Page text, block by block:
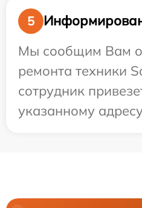
5
Мы сообщим Вам
ремонта техники
сотрудник
указанному